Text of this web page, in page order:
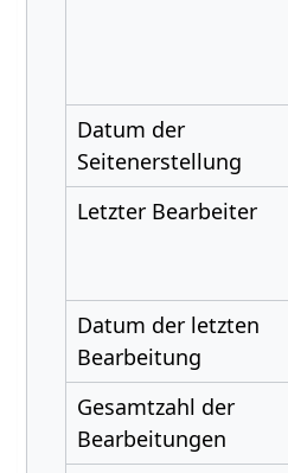
Datum der
Seitenerstellung
Letzter Bearbeiter
Datum der letzten
Bearbeitung
Gesamtzahl der
Bearbeitungen